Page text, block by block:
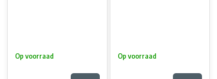
Op voorraad Op voorraad